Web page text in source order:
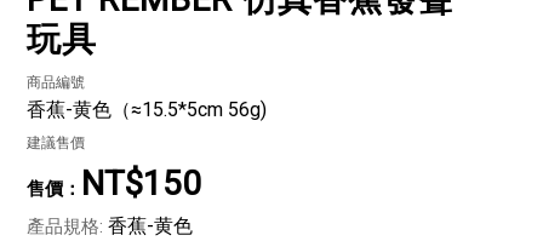
玩具
商品編號
香蕉-黄色（≈15.5*5cm 56g)
建議售價
NT$150
產品規格: 香蕉-黄色